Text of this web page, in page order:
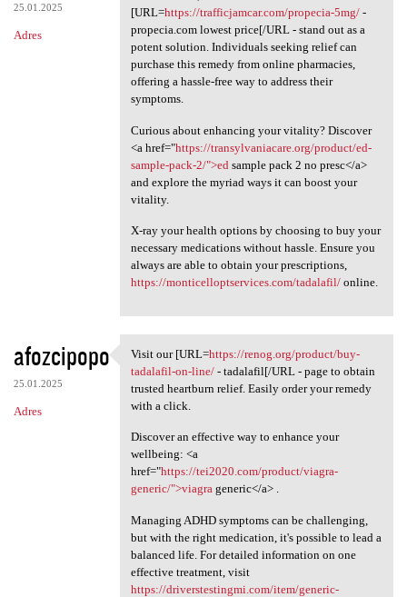
25.01.2025
Adres
[URL=https://trafficjamcar.com/propecia-5mg/-
propecia.com lowest price[/URL - stand out as a
potent solution. Individuals seeking relief can
purchase this remedy from online pharmacies,
offering a hassle-free way to address their
symptoms.
Curious about enhancing your vitality? Discover
<a href="https://transylvaniacare.org/product/ed-
sample-pack-2/">ed sample pack 2 no presc</a>
and explore the myriad ways it can boost your
vitality.
X-ray your health options by choosing to buy your
necessary medications without hassle. Ensure you
always are able to obtain your prescriptions,
https://monticelloptservices.com/tadalafil/online.
afozcipopo
25.01.2025
Adres
Visit our [URL=https://renog
Visit our [URL=https://renog.org/product/buy-
tadalafil-on-line/- tadalafil[/URL - page to obtain
trusted heartburn relief. Easily order your remedy
with a click.
Discover an effective way to enhance your
wellbeing: <a
href="https://tei2020.com/product/viagra-
generic/">viagrageneric</a> .
Managing ADHD symptoms can be challenging,
but with the right medication, it's possible to lead a
balanced life. For detailed information on one
effective treatment, visit
https://driverstestingmi.com/item/generic-